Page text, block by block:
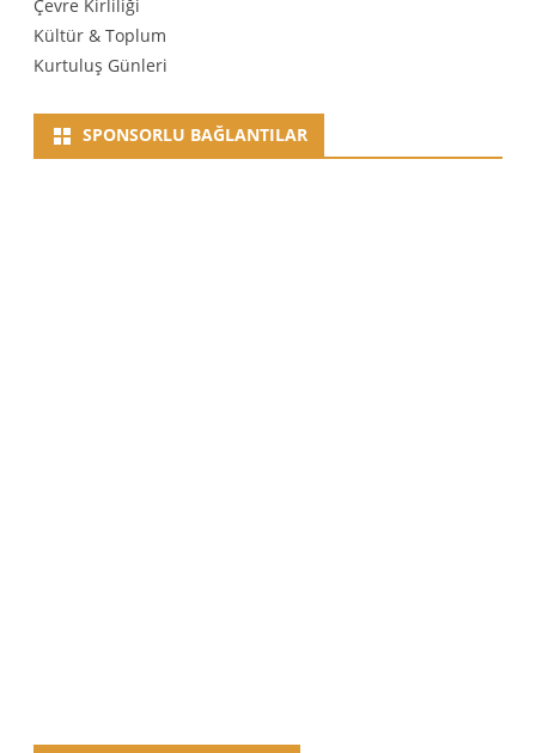
Çevre Kirliliği
Kültür & Toplum
Kurtuluş Günleri
SPONSORLU BAĞLANTILAR